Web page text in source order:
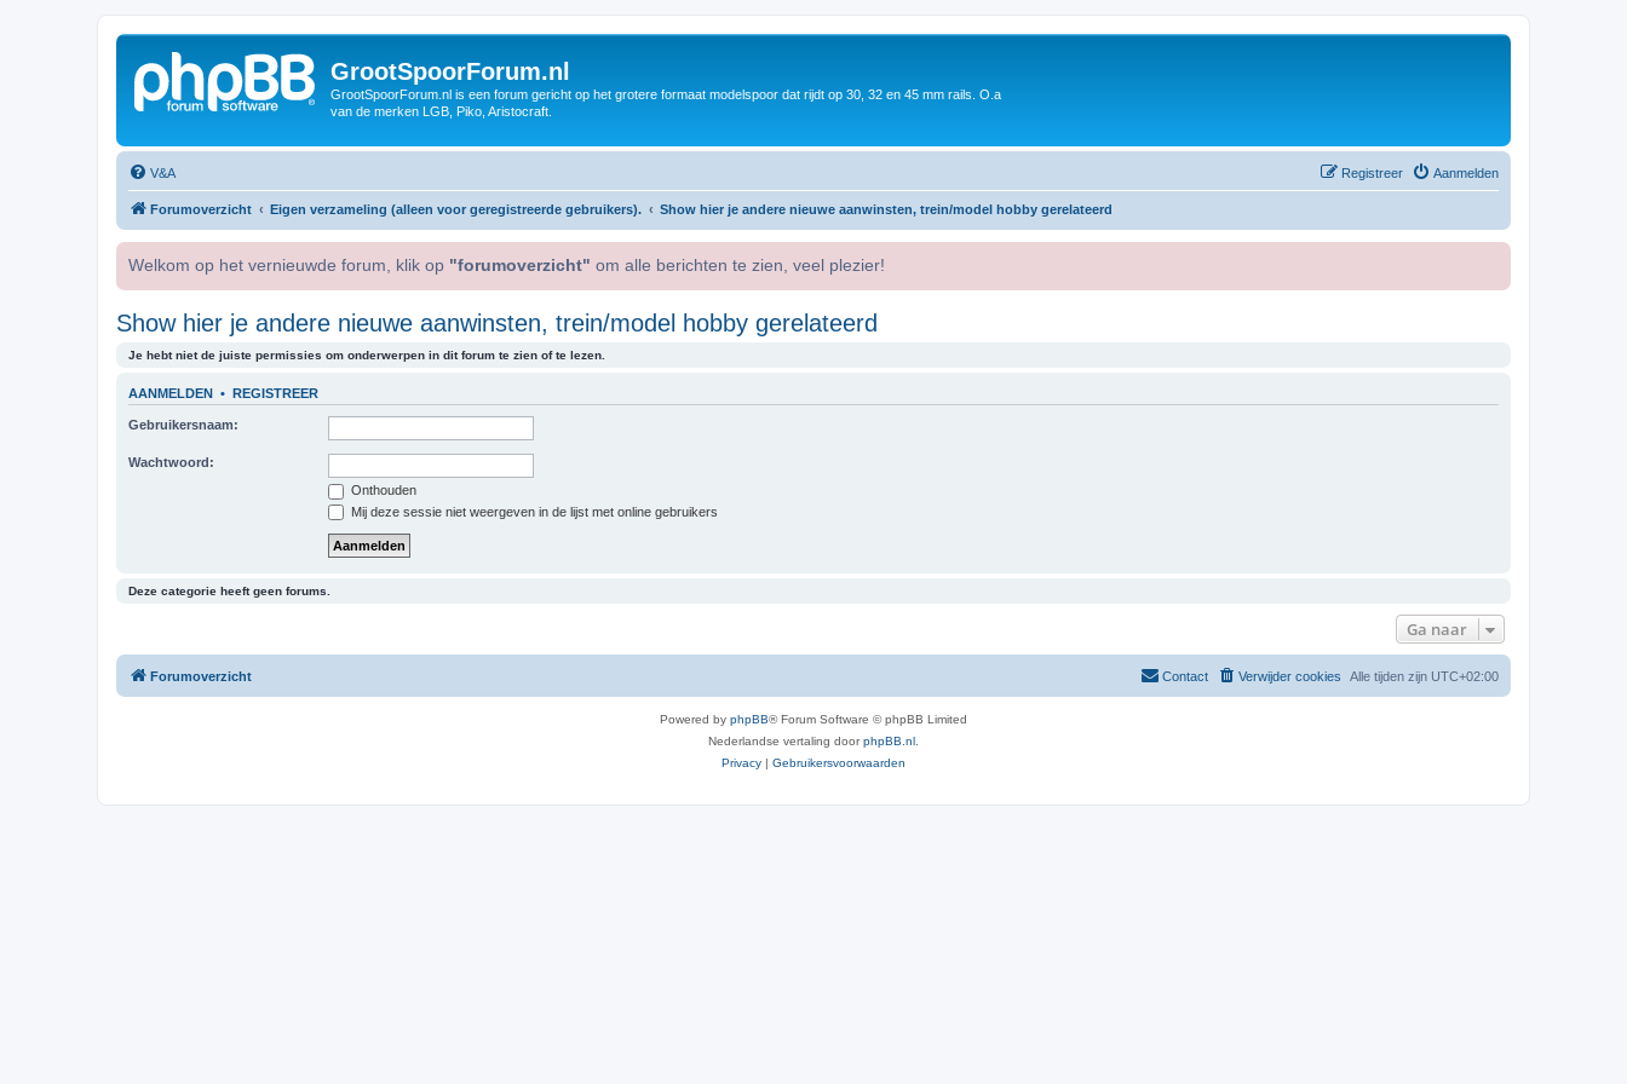
GrootSpoorForum.nl
GrootSpoorForum.nl is een forum gericht op het grotere formaat modelspoor dat rijdt op 30, 32 en 45 mm rails. O.a
van de merken LGB, Piko, Aristocraft.
V&A Aanmelden
Registreer
Forumoverzicht Eigen verzameling (alleen voor geregistreerde gebruikers). Show hier je andere nieuwe aanwinsten, trein/model hobby gerelateerd
Welkom op het vernieuwde forum, klik op "forumoverzicht" om alle berichten te zien, veel plezier!
Show hier je andere nieuwe aanwinsten, trein/model hobby gerelateerd
Je hebt niet de juiste permissies om onderwerpen in dit forum te zien of te lezen.
AANMELDEN • REGISTREER
Gebruikersnaam:
Wachtwoord:
Onthouden
Mij deze sessie niet weergeven in de lijst met online gebruikers
Deze categorie heeft geen forums.
Ga naar
Forumoverzicht Alle tijden zijn UTC+02:00
Verwijder cookies
Contact
Powered by phpBB® Forum Software © phpBB Limited
Nederlandse vertaling doorphpBB.nl.
Privacy | Gebruikersvoorwaarden